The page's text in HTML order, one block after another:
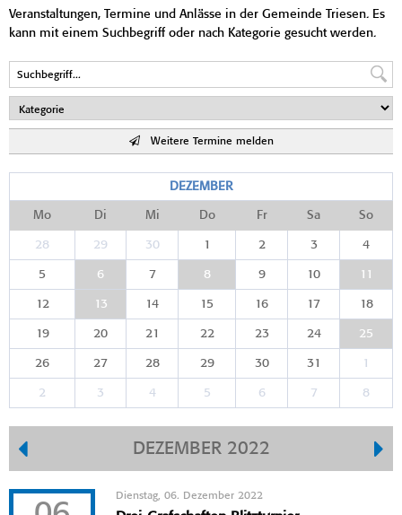
Veranstaltungen, Termine und Anlässe in der Gemeinde Triesen. Es
kann mit einem Suchbegriff oder nach Kategorie gesucht werden.
Weitere Termine melden
DEZEMBER
Mo Di Mi Do Fr Sa So
28 29 30 1 2 3 4
5 6 7 8 9 10 11
12 13 14 15 16 17 18
19 20 21 22 23 24 25
26 27 28 29 30 31 1
2 3 4 5 6 7 8
DEZEMBER 2022
Dienstag, 06. Dezember 2022